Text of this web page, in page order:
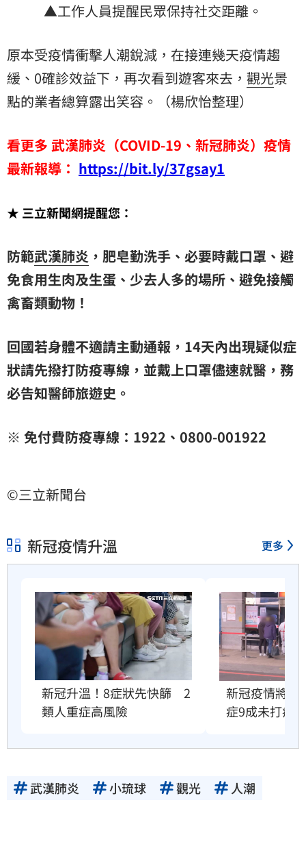
▲工作人員提醒民眾保持社交距離。
原本受疫情衝擊人潮銳減，在接連幾天疫情趨
緩、0確診效益下，再次看到遊客來去， 觀光景
點的業者總算露出笑容。（楊欣怡整理）
看更多 武漢肺炎（COVID-19、新冠肺炎）疫情
最新報導： https://bit.ly/37gsay1
★ 三立新聞網提醒您：
防範武漢肺炎 ，肥皂勤洗手、必要時戴口罩、避
免食用生肉及生蛋、少去人多的場所、避免接觸
禽畜類動物！
回國若身體不適請主動通報，14天內出現疑似症
狀請先撥打防疫專線，並戴上口罩儘速就醫，務
必告知醫師旅遊史。
※ 免付費防疫專線：1922、0800-001922
©三立新聞台
新冠疫情升溫 更多
新冠升溫！8症狀先快篩　2
類人重症高風險
新冠疫情將衝
症9成未打疫苗
武漢肺炎 小琉球 觀光 人潮